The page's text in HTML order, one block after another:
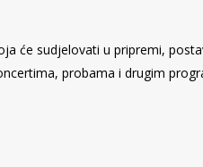
će sudjelovati u pripremi,
probama i drugim